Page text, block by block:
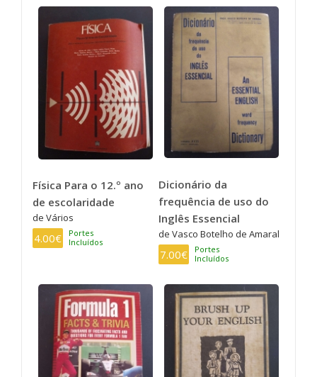
Física Para o 12.º ano
de escolaridade
de Vários
4.00€
Portes
Incluídos
Dicionário da
frequência de uso do
Inglês Essencial
de Vasco Botelho de Amaral
7.00€
Portes
Incluídos